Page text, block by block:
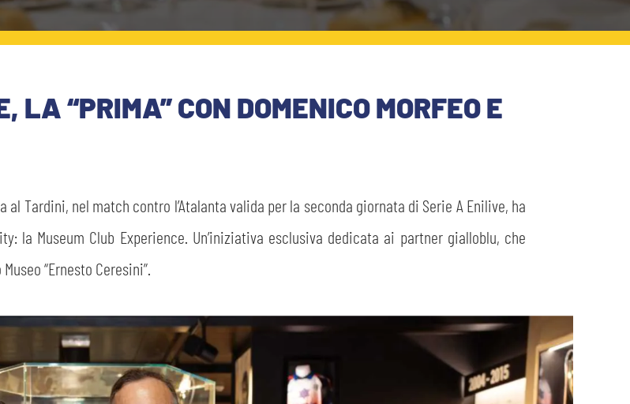
LA “PRIMA” CON DOMENICO MORFEO E
al Tardini, nel match contro l’Atalanta valida per la seconda giornata di Serie A Enilive, ha
Museum Club Experience. Un’iniziativa esclusiva dedicata ai partner gialloblu, che
“Ernesto Ceresini”.